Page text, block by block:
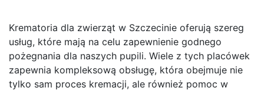
Krematoria dla zwierząt w Szczecinie oferują szereg
usług, które mają na celu zapewnienie godnego
pożegnania dla naszych pupili. Wiele z tych placówek
zapewnia kompleksową obsługę, która obejmuje nie
tylko sam proces kremacji, ale również pomoc w